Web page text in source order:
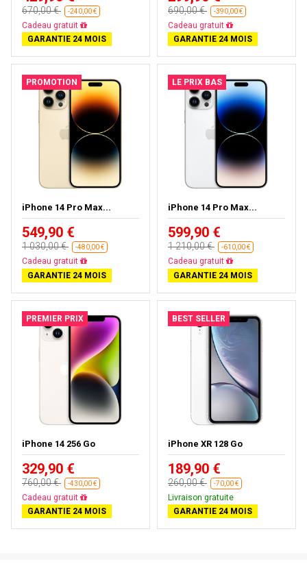
670,00 € -240,00 €
Livraison gratuite
GARANTIE 24 MOIS
690,00 € -390,00 €
Livraison gratuite
GARANTIE 24 MOIS
PROMOTION
iPhone 14 Pro Max...
549,90 €
1 030,00 € -480,00 €
Livraison gratuite
GARANTIE 24 MOIS
LE PRIX BAS
iPhone 14 Pro Max...
599,90 €
1 210,00 € -610,00 €
Livraison gratuite
GARANTIE 24 MOIS
PREMIER PRIX
iPhone 14 256 Go
329,90 €
760,00 € -430,00 €
Livraison gratuite
GARANTIE 24 MOIS
BEST SELLER
iPhone XR 128 Go
189,90 €
260,00 € -70,00 €
Livraison gratuite
GARANTIE 24 MOIS